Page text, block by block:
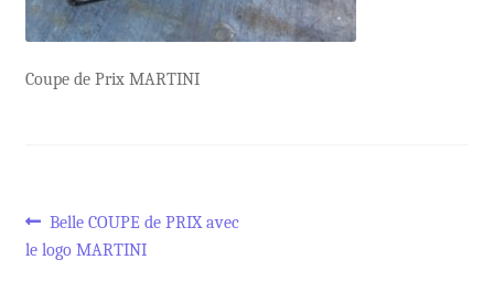
Coupe de Prix MARTINI
Navigation
de
Article
précédent :
Belle COUPE de PRIX avec
le logo MARTINI